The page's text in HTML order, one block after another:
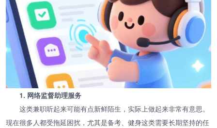
1. 网络监督助理服务
这类兼职听起来可能有点新鲜陌生，实际上做起来非常有意思。
现在很多人都受拖延困扰，尤其是备考、健身这类需要长期坚持的任